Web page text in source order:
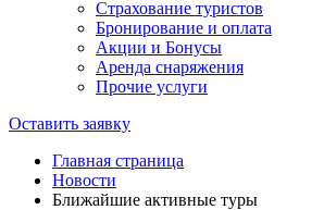
Страхование туристов
Бронирование и оплата
Акции и Бонусы
Аренда снаряжения
Прочие услуги
Оставить заявку
Главная страница
Новости
Ближайшие активные туры